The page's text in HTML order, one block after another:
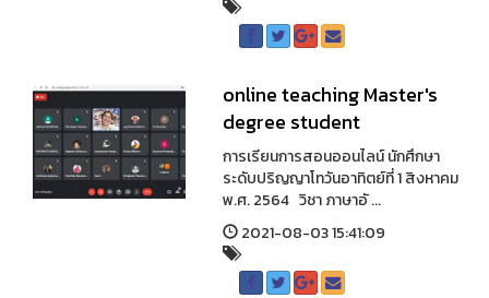
online teaching Master's
degree student
การเรียนการสอนออนไลน์ นักศึกษา
ระดับปริญญาโทวันอาทิตย์ที่ 1 สิงหาคม
พ.ศ. 2564 วิชา ภาษาอั ...
2021-08-03 15:41:09